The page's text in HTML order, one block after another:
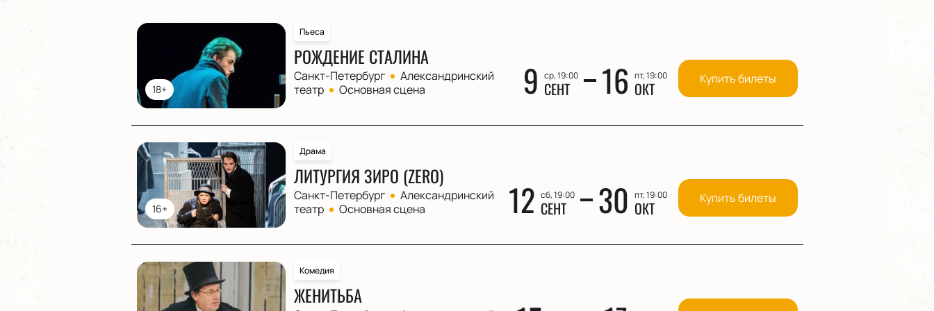
18+
Пьеса
РОЖДЕНИЕ СТАЛИНА
Санкт-Петербург
Александринский
театр
Основная сцена 9 ср, 19:00
СЕНТ 16 пт, 19:00
ОКТ Купить билеты
16+
Драма
ЛИТУРГИЯ ЗИРО (ZERO)
Санкт-Петербург
Александринский
театр
Основная сцена 12 сб, 19:00
СЕНТ 30 пт, 19:00
ОКТ Купить билеты
Комедия
ЖЕНИТЬБА